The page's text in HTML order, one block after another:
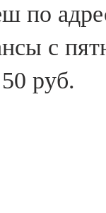
по
с
руб.